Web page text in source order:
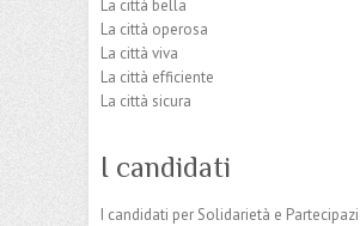
La città bella
La città operosa
La città viva
La città efficiente
La città sicura
I candidati
I candidati per Solidarietà e